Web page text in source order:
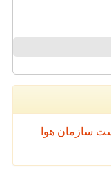
سازمان هوا